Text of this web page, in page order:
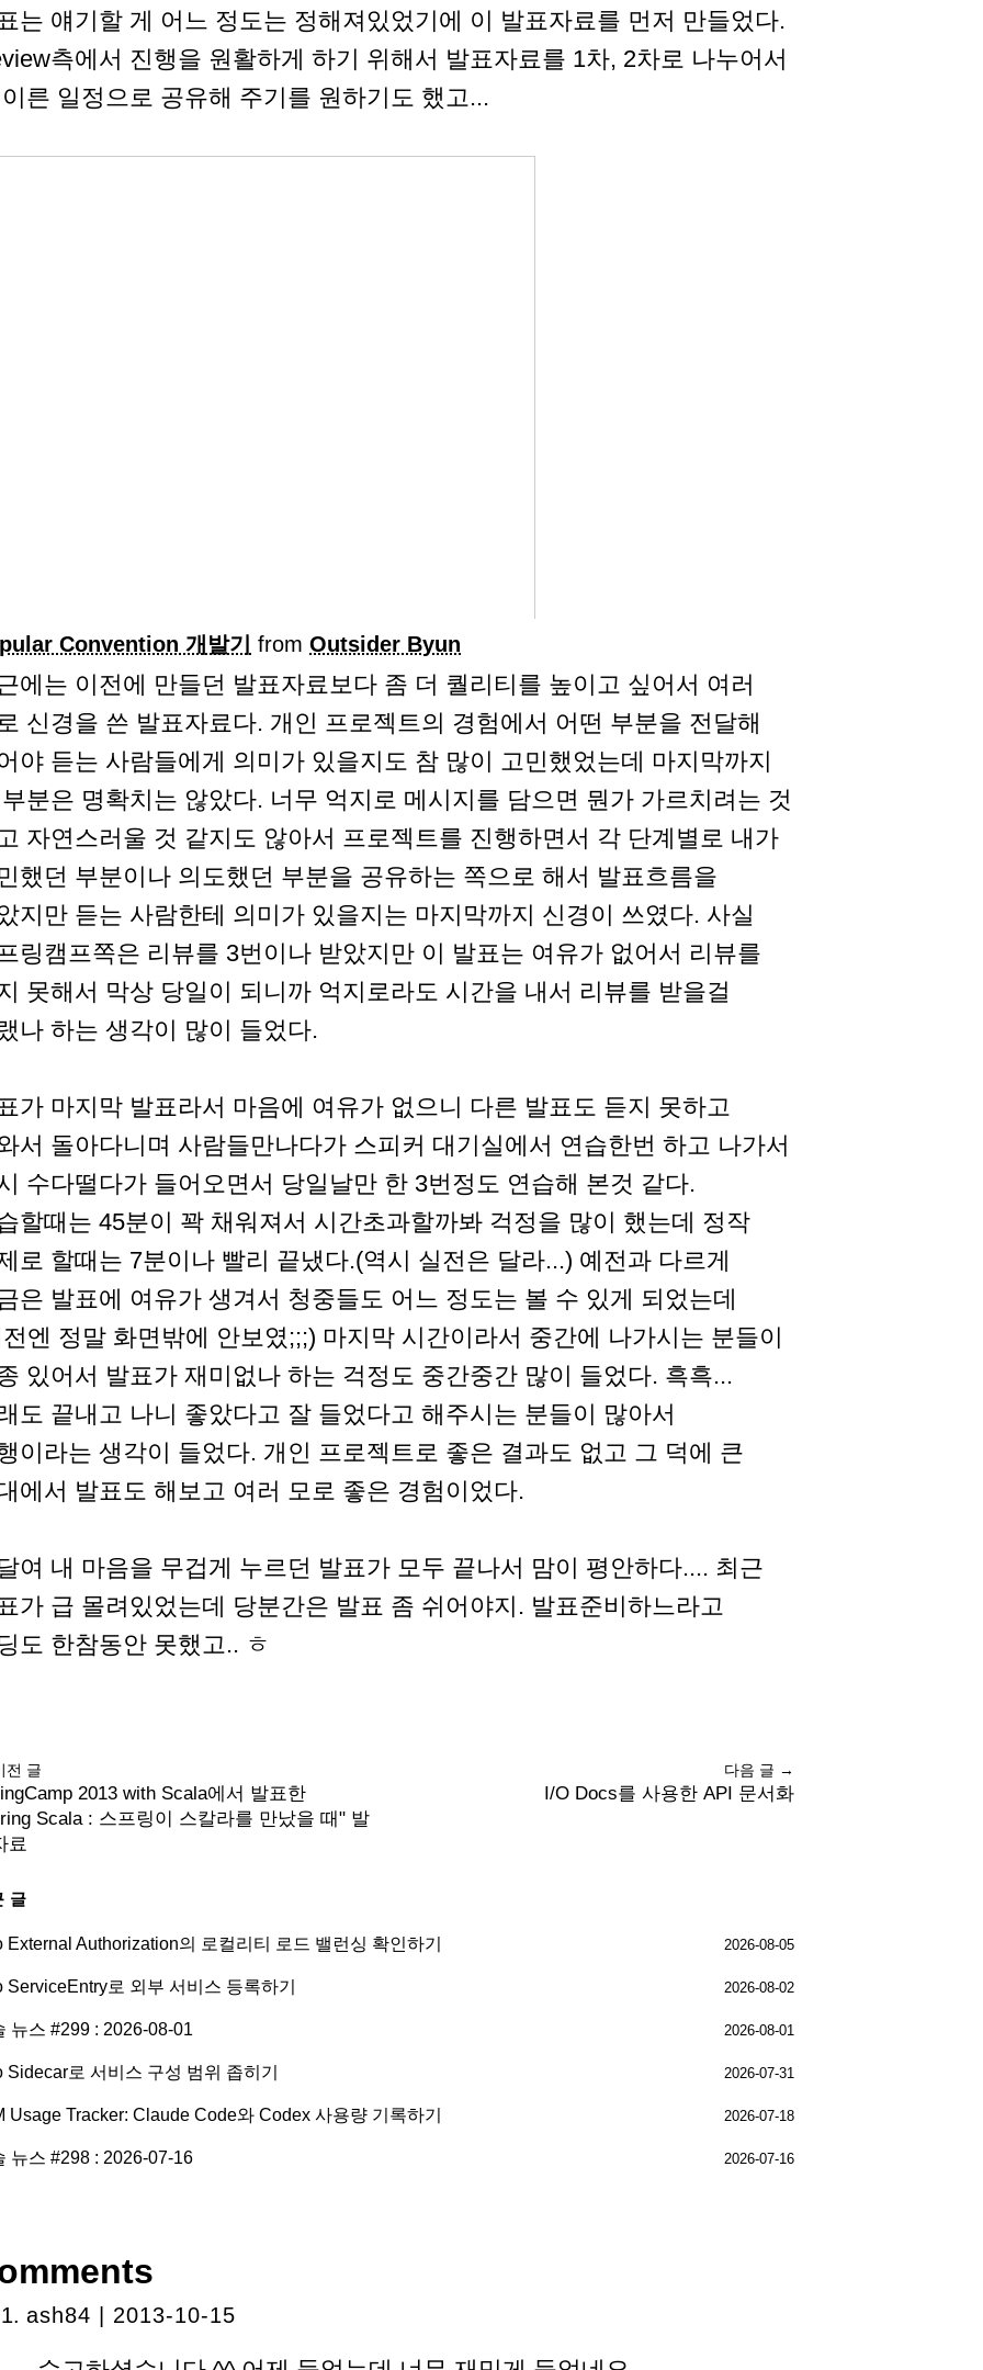
는 얘기할 게 어느 정도는 정해져있었기에 이 발표자료를 먼저 만들었다.
측에서 진행을 원활하게 하기 위해서 발표자료를 1차, 2차로 나누어서
른 일정으로 공유해 주기를 원하기도 했고...
Convention 개발기 from Outsider Byun
에는 이전에 만들던 발표자료보다 좀 더 퀄리티를 높이고 싶어서 여러
신경을 쓴 발표자료다. 개인 프로젝트의 경험에서 어떤 부분을 전달해
야 듣는 사람들에게 의미가 있을지도 참 많이 고민했었는데 마지막까지
분은 명확치는 않았다. 너무 억지로 메시지를 담으면 뭔가 가르치려는 것
자연스러울 것 같지도 않아서 프로젝트를 진행하면서 각 단계별로 내가
했던 부분이나 의도했던 부분을 공유하는 쪽으로 해서 발표흐름을
지만 듣는 사람한테 의미가 있을지는 마지막까지 신경이 쓰였다. 사실
링캠프쪽은 리뷰를 3번이나 받았지만 이 발표는 여유가 없어서 리뷰를
못해서 막상 당일이 되니까 억지로라도 시간을 내서 리뷰를 받을걸
나 하는 생각이 많이 들었다.
가 마지막 발표라서 마음에 여유가 없으니 다른 발표도 듣지 못하고
서 돌아다니며 사람들만나다가 스피커 대기실에서 연습한번 하고 나가서
수다떨다가 들어오면서 당일날만 한 3번정도 연습해 본것 같다.
할때는 45분이 꽉 채워져서 시간초과할까봐 걱정을 많이 했는데 정작
로 할때는 7분이나 빨리 끝냈다.(역시 실전은 달라...) 예전과 다르게
은 발표에 여유가 생겨서 청중들도 어느 정도는 볼 수 있게 되었는데
엔 정말 화면밖에 안보였;;;) 마지막 시간이라서 중간에 나가시는 분들이
있어서 발표가 재미없나 하는 걱정도 중간중간 많이 들었다. 흑흑...
도 끝내고 나니 좋았다고 잘 들었다고 해주시는 분들이 많아서
이라는 생각이 들었다. 개인 프로젝트로 좋은 결과도 없고 그 덕에 큰
에서 발표도 해보고 여러 모로 좋은 경험이었다.
여 내 마음을 무겁게 누르던 발표가 모두 끝나서 맘이 평안하다.... 최근
가 급 몰려있었는데 당분간은 발표 좀 쉬어야지. 발표준비하느라고
도 한참동안 못했고.. ㅎ
전 글
2013 with Scala에서 발표한
Scala : 스프링이 스칼라를 만났을 때" 발
료
다음 글 →
I/O Docs를 사용한 API 문서화
글
External Authorization의 로컬리티 로드 밸런싱 확인하기 2026-08-05
ServiceEntry로 외부 서비스 등록하기 2026-08-02
뉴스 #299 : 2026-08-01 2026-08-01
Sidecar로 서비스 구성 범위 좁히기 2026-07-31
Usage Tracker: Claude Code와 Codex 사용량 기록하기 2026-07-18
뉴스 #298 : 2026-07-16 2026-07-16
ash84 | 2013-10-15